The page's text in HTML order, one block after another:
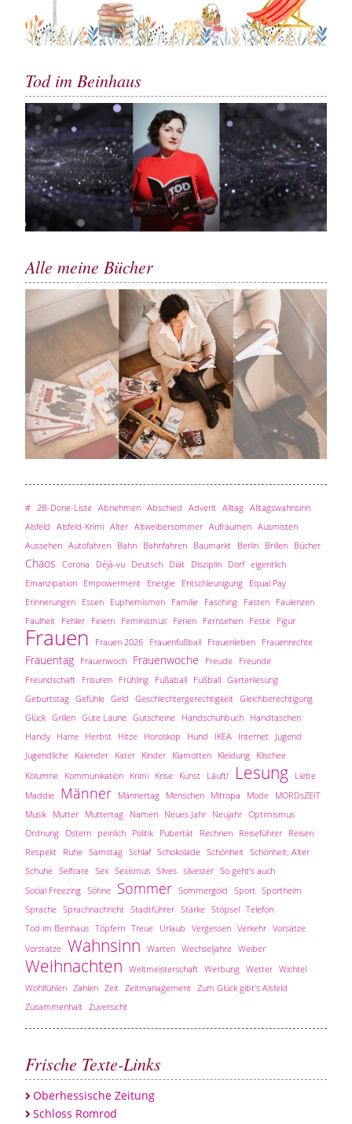
Tod im Beinhaus
Alle meine Bücher
# 2B-Done-Liste Abnehmen Abschied Advent Alltag Alltagswahnsinn
Alsfeld Alsfeld-Krimi Alter Altweibersommer Aufräumen Ausmisten
Aussehen Autofahren Bahn Bahnfahren Baumarkt Berlin Brillen Bücher
Chaos Corona Déjà-vu Deutsch Diät Disziplin Dorf eigentlich
Emanzipation Empowerment Energie Entschleunigung Equal Pay
Erinnerungen Essen Euphemismen Familie Fasching Fasten Faulenzen
Faulheit Fehler Feiern Feminismus Ferien Fernsehen Feste Figur
Frauen Frauen 2026 Frauenfußball Frauenleben Frauenrechte
Frauentag Frauenwoch Frauenwoche Freude Freunde
Freundschaft Frisuren Frühling Fußaball Fußball Gartenlesung
Geburtstag Gefühle Geld Geschlechtergerechtigkeit Gleichberechtigung
Glück Grillen Gute Laune Gutscheine Handschuhbuch Handtaschen
Handy Harre Herbst Hitze Horoskop Hund IKEA Internet Jugend
Jugendliche Kalender Kater Kinder Klamotten Kleidung Klischee
Kolumne Kommunikation Krimi Krise Kunst Läuft! Lesung Liebe
Maddie Männer Männertag Menschen Mitropa Mode MORDsZEIT
Musik Mutter Muttertag Namen Neues Jahr Neujahr Optimismus
Ordnung Ostern peinlich Politik Pubertät Rechnen Reiseführer Reisen
Respekt Ruhe Samstag Schlaf Schokolade Schönheit Schönheit; Alter
Schuhe Selfcare Sex Sexismus Silves silvester So geht's auch
Social Freezing Söhne Sommer Sommergold Sport Sportheim
Sprache Sprachnachricht Stadtführer Stärke Stöpsel Telefon
Tod im Beinhaus Töpfern Treue Urlaub Vergessen Verkehr Vorsätze
Vorstätze Wahnsinn Warten Wechseljahre Weiber
Weihnachten Weltmeisterschaft Werbung Wetter Wichtel
Wohlfühlen Zahlen Zeit Zeitmanagement Zum Glück gibt's Alsfeld
Zusammenhalt Zuversicht
Frische Texte-Links
Oberhessische Zeitung
Schloss Romrod